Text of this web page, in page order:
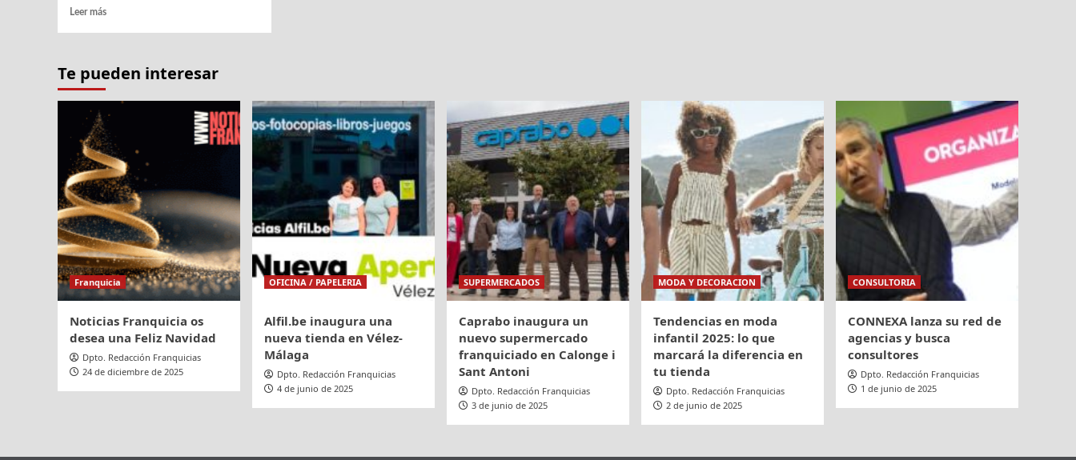
Leer másLeer
Urban
Bar
lanza
‘Menú
Rosa’
para
apoyar
la
investigación
sobre
el
Cáncer
de
Mama
Te pueden interesar
Franquicia
Noticias Franquicia os
desea una Feliz Navidad
Dpto. Redacción Franquicias
24 de diciembre de 2025
OFICINA / PAPELERIA
Alfil.be inaugura una
nueva tienda en Vélez-
Málaga
Dpto. Redacción Franquicias
4 de junio de 2025
SUPERMERCADOS
Caprabo inaugura un
nuevo supermercado
franquiciado en Calonge i
Sant Antoni
Dpto. Redacción Franquicias
3 de junio de 2025
MODA Y DECORACION
Tendencias en moda
infantil 2025: lo que
marcará la diferencia en
tu tienda
Dpto. Redacción Franquicias
2 de junio de 2025
CONSULTORIA
CONNEXA lanza su red de
agencias y busca
consultores
Dpto. Redacción Franquicias
1 de junio de 2025